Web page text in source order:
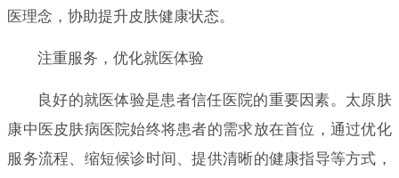
医理念，协助提升皮肤健康状态。
注重服务，优化就医体验
良好的就医体验是患者信任医院的重要因素。太原肤
康中医皮肤病医院始终将患者的需求放在首位，通过优化
服务流程、缩短候诊时间、提供清晰的健康指导等方式，